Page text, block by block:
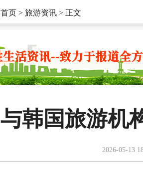
首页 > 旅游资讯 > 正文
韩国旅游机
2026-05-13